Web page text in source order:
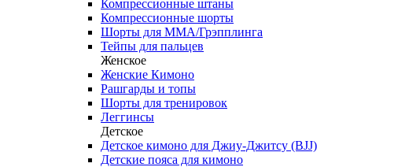
Компрессионные штаны
Компрессионные шорты
Шорты для ММА/Грэпплинга
Тейпы для пальцев
Женское
Женские Кимоно
Рашгарды и топы
Шорты для тренировок
Леггинсы
Детское
Детское кимоно для Джиу-Джитсу (BJJ)
Детские пояса для кимоно